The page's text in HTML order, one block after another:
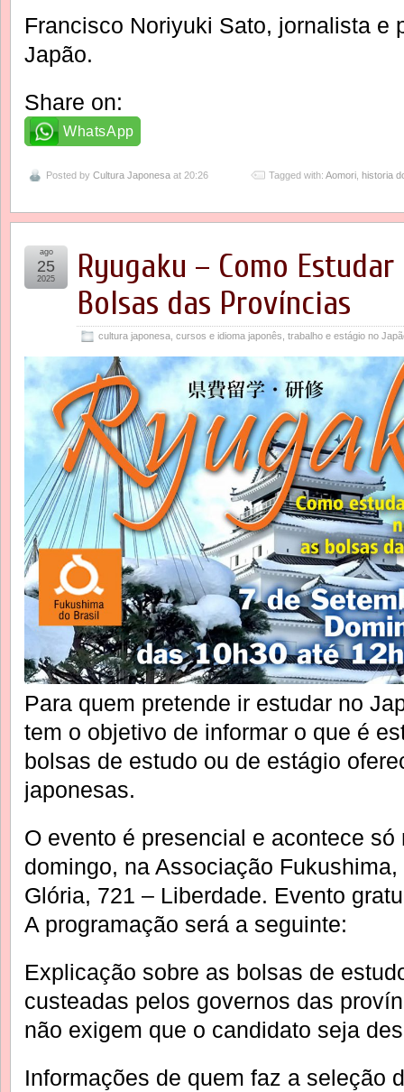
Francisco Noriyuki Sato, jornalista e
Japão.
Share on:
WhatsApp
Posted by Cultura Japonesa at 20:26 Tagged with: Aomori historia
Ryugaku – Como
Bolsas das Províncias
cultura japonesa cursos e idioma japonês trabalho e estágio no
ago
25
2025
Para quem pretende ir estudar no
tem o objetivo de informar o que é
bolsas de estudo ou de estágio
japonesas.
O evento é presencial e acontece
domingo, na Associação
Glória, 721 – Liberdade. Evento
A programação será a seguinte:
Explicação sobre as bolsas de
custeadas pelos governos das
não exigem que o candidato seja
Informações de quem faz a seleção